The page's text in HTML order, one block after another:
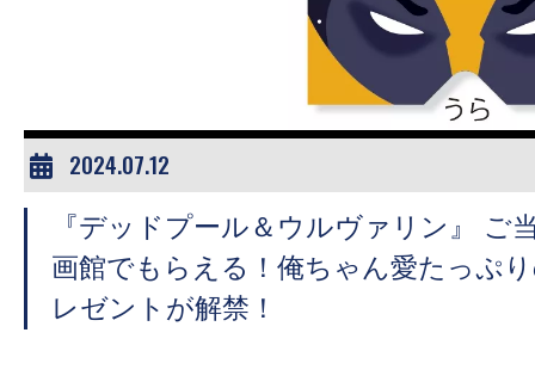
2024.07.12
『デッドプール＆ウルヴァリン』 ご
画館でもらえる！俺ちゃん愛たっぷ
レゼントが解禁！